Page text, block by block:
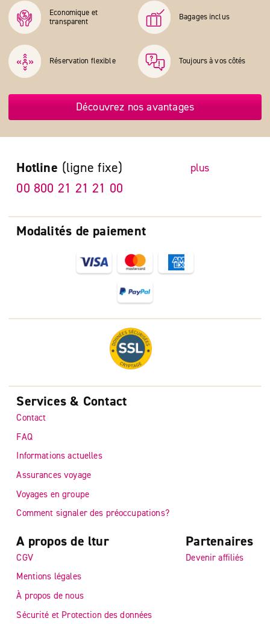
Economique et
transparent
Bagages inclus
Réservation flexible Toujours à vos côtés
Découvrez nos avantages
Modalités de paiement
Hotline (ligne fixe) plus
00 800 21 21 21 00
Services & Contact
Contact
FAQ
Informations actuelles
Assurances voyage
Voyages en groupe
Comment signaler des préoccupations?
A propos de ltur
CGV
Mentions légales
À propos de nous
Sécurité et Protection des données
Partenaires
Devenir affiliés